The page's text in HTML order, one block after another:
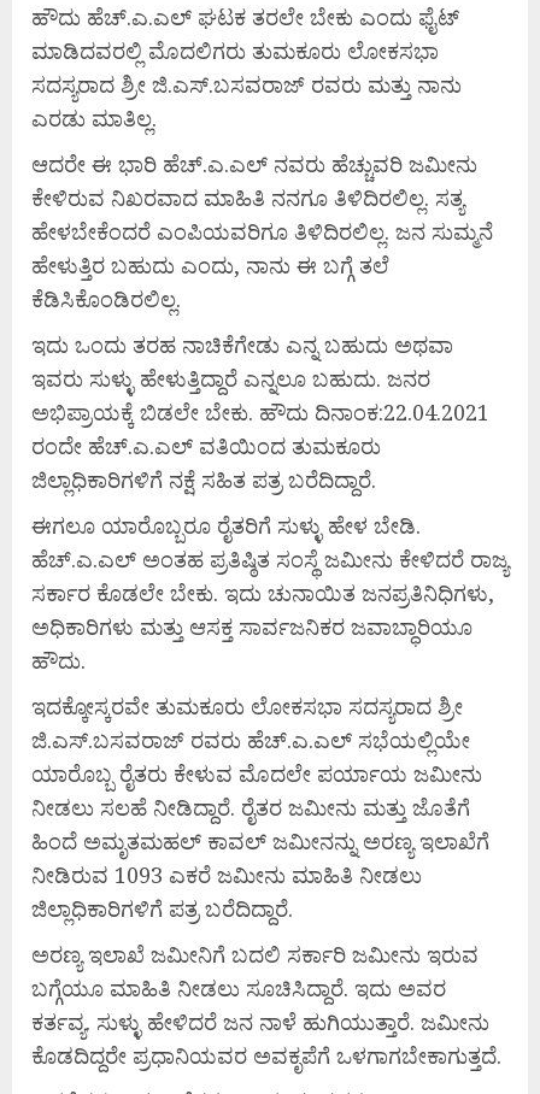
ಹೌದು ಹೆಚ್.ಎ.ಎಲ್ ಘಟಕ ತರಲೇ ಬೇಕು ಎಂದು ಫೈಟ್
ಮಾಡಿದವರಲ್ಲಿ ಮೊದಲಿಗರು ತುಮಕೂರು ಲೋಕಸಭಾ
ಸದಸ್ಯರಾದ ಶ್ರೀ ಜಿ.ಎಸ್.ಬಸವರಾಜ್ ರವರು ಮತ್ತು ನಾನು
ಎರಡು ಮಾತಿಲ್ಲ.
ಆದರೇ ಈ ಭಾರಿ ಹೆಚ್.ಎ.ಎಲ್ ನವರು ಹೆಚ್ಚುವರಿ ಜಮೀನು
ಕೇಳಿರುವ ನಿಖರವಾದ ಮಾಹಿತಿ ನನಗೂ ತಿಳಿದಿರಲಿಲ್ಲ. ಸತ್ಯ
ಹೇಳಬೇಕೆಂದರೆ ಎಂಪಿಯವರಿಗೂ ತಿಳಿದಿರಲಿಲ್ಲ. ಜನ ಸುಮ್ಮನೆ
ಹೇಳುತ್ತಿರ ಬಹುದು ಎಂದು, ನಾನು ಈ ಬಗ್ಗೆ ತಲೆ
ಕೆಡಿಸಿಕೊಂಡಿರಲಿಲ್ಲ.
ಇದು ಒಂದು ತರಹ ನಾಚಿಕೆಗೇಡು ಎನ್ನ ಬಹುದು ಅಥವಾ
ಇವರು ಸುಳ್ಳು ಹೇಳುತ್ತಿದ್ದಾರೆ ಎನ್ನಲೂ ಬಹುದು. ಜನರ
ಅಭಿಪ್ರಾಯಕ್ಕೆ ಬಿಡಲೇ ಬೇಕು. ಹೌದು ದಿನಾಂಕ:22.04.2021
ರಂದೇ ಹೆಚ್.ಎ.ಎಲ್ ವತಿಯಿಂದ ತುಮಕೂರು
ಜಿಲ್ಲಾಧಿಕಾರಿಗಳಿಗೆ ನಕ್ಷೆ ಸಹಿತ ಪತ್ರ ಬರೆದಿದ್ದಾರೆ.
ಈಗಲೂ ಯಾರೊಬ್ಬರೂ ರೈತರಿಗೆ ಸುಳ್ಳು ಹೇಳ ಬೇಡಿ.
ಹೆಚ್.ಎ.ಎಲ್ ಅಂತಹ ಪ್ರತಿಷ್ಠಿತ ಸಂಸ್ಥೆ ಜಮೀನು ಕೇಳಿದರೆ ರಾಜ್ಯ
ಸರ್ಕಾರ ಕೊಡಲೇ ಬೇಕು. ಇದು ಚುನಾಯಿತ ಜನಪ್ರತಿನಿಧಿಗಳು,
ಅಧಿಕಾರಿಗಳು ಮತ್ತು ಆಸಕ್ತ ಸಾರ್ವಜನಿಕರ ಜವಾಬ್ಧಾರಿಯೂ
ಹೌದು.
ಇದಕ್ಕೋಸ್ಕರವೇ ತುಮಕೂರು ಲೋಕಸಭಾ ಸದಸ್ಯರಾದ ಶ್ರೀ
ಜಿ.ಎಸ್.ಬಸವರಾಜ್ ರವರು ಹೆಚ್.ಎ.ಎಲ್ ಸಭೆಯಲ್ಲಿಯೇ
ಯಾರೊಬ್ಬ ರೈತರು ಕೇಳುವ ಮೊದಲೇ ಪರ್ಯಾಯ ಜಮೀನು
ನೀಡಲು ಸಲಹೆ ನೀಡಿದ್ದಾರೆ. ರೈತರ ಜಮೀನು ಮತ್ತು ಜೊತೆಗೆ
ಹಿಂದೆ ಅಮೃತಮಹಲ್ ಕಾವಲ್ ಜಮೀನನ್ನು ಅರಣ್ಯ ಇಲಾಖೆಗೆ
ನೀಡಿರುವ 1093 ಎಕರೆ ಜಮೀನು ಮಾಹಿತಿ ನೀಡಲು
ಜಿಲ್ಲಾಧಿಕಾರಿಗಳಿಗೆ ಪತ್ರ ಬರೆದಿದ್ದಾರೆ.
ಅರಣ್ಯ ಇಲಾಖೆ ಜಮೀನಿಗೆ ಬದಲಿ ಸರ್ಕಾರಿ ಜಮೀನು ಇರುವ
ಬಗ್ಗೆಯೂ ಮಾಹಿತಿ ನೀಡಲು ಸೂಚಿಸಿದ್ದಾರೆ. ಇದು ಅವರ
ಕರ್ತವ್ಯ. ಸುಳ್ಳು ಹೇಳಿದರೆ ಜನ ನಾಳೆ ಹುಗಿಯುತ್ತಾರೆ. ಜಮೀನು
ಕೊಡದಿದ್ದರೇ ಪ್ರಧಾನಿಯವರ ಅವಕೃಪೆಗೆ ಒಳಗಾಗಬೇಕಾಗುತ್ತದೆ.